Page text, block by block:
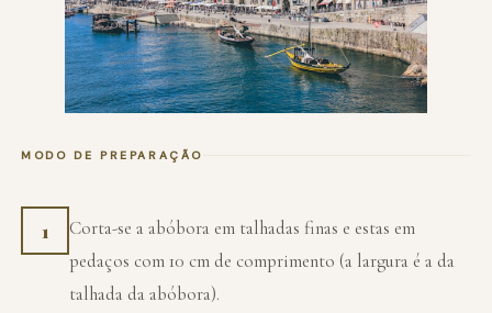
MODO DE PREPARAÇÃO
1
Corta-se a abóbora em talhadas finas e estas em
pedaços com 10 cm de comprimento (a largura é a da
talhada da abóbora).